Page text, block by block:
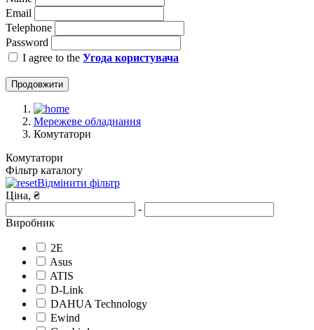
Email
Telephone
Password
I agree to the Угода користувача
Продовжити
Мережеве обладнання
Комутатори
Комутатори
Фільтр каталогу
Відмінити фільтр
Ціна, ₴
-
Виробник
2E
Asus
ATIS
D-Link
DAHUA Technology
Ewind